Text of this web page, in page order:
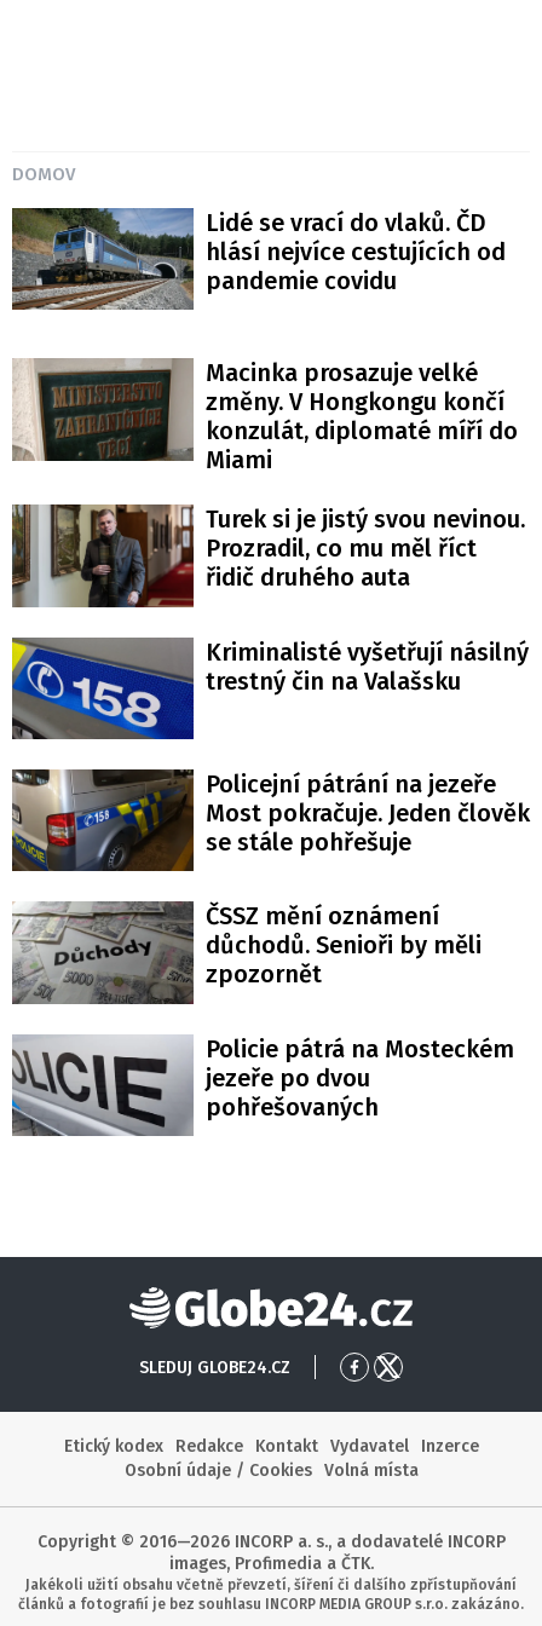
DOMOV
Lidé se vrací do vlaků. ČD
hlásí nejvíce cestujících od
pandemie covidu
Macinka prosazuje velké
změny. V Hongkongu končí
konzulát, diplomaté míří do
Miami
Turek si je jistý svou nevinou.
Prozradil, co mu měl říct
řidič druhého auta
Kriminalisté vyšetřují násilný
trestný čin na Valašsku
Policejní pátrání na jezeře
Most pokračuje. Jeden člověk
se stále pohřešuje
ČSSZ mění oznámení
důchodů. Senioři by měli
zpozornět
Policie pátrá na Mosteckém
jezeře po dvou
pohřešovaných
Globe24
SLEDUJ GLOBE24.CZ
PřejítPřejít
Etický kodex
Redakce Kontakt Vydavatel
Inzerce
Osobní údaje / Cookies
Volná místa
Copyright © 2016—2026 INCORP a. s., a dodavatelé INCORP
images, Profimedia a ČTK.
Jakékoli užití obsahu včetně převzetí, šíření či dalšího zpřístupňování
článků a fotografií je bez souhlasu INCORP MEDIA GROUP s.r.o. zakázáno.